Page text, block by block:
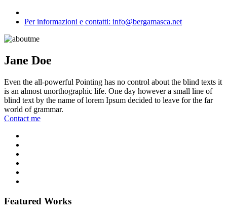
Per informazioni e contatti: info@bergamasca.net
Jane Doe
Even the all-powerful Pointing has no control about the blind texts it
is an almost unorthographic life. One day however a small line of
blind text by the name of lorem Ipsum decided to leave for the far
world of grammar.
Contact me
Featured Works